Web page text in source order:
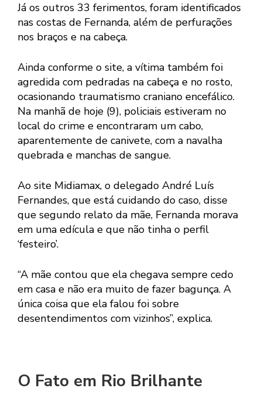
Já os outros 33 ferimentos, foram identificados
nas costas de Fernanda, além de perfurações
nos braços e na cabeça.
Ainda conforme o site, a vítima também foi
agredida com pedradas na cabeça e no rosto,
ocasionando traumatismo craniano encefálico.
Na manhã de hoje (9), policiais estiveram no
local do crime e encontraram um cabo,
aparentemente de canivete, com a navalha
quebrada e manchas de sangue.
Ao site Midiamax, o delegado André Luís
Fernandes, que está cuidando do caso, disse
que segundo relato da mãe, Fernanda morava
em uma edícula e que não tinha o perfil
‘festeiro’.
“A mãe contou que ela chegava sempre cedo
em casa e não era muito de fazer bagunça. A
única coisa que ela falou foi sobre
desentendimentos com vizinhos”, explica.
O Fato em Rio Brilhante